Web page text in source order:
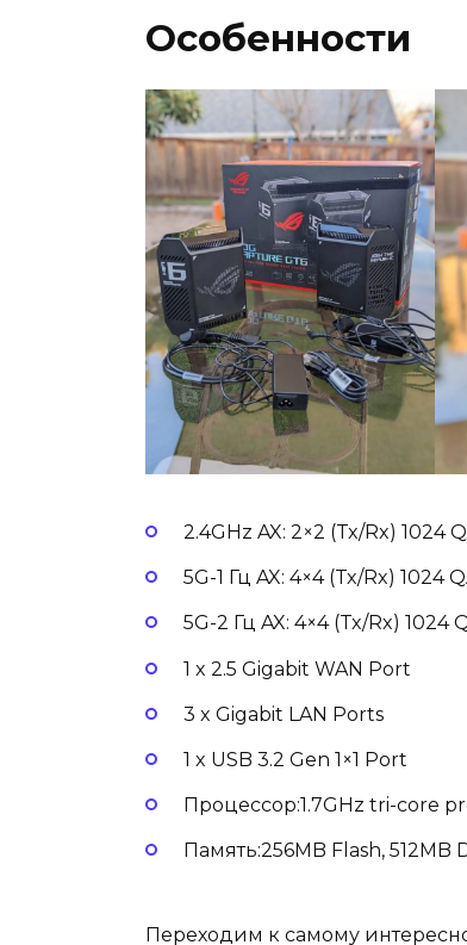
Особенности
2.4GHz AX: 2×2 (Tx/Rx) 1024
5G-1 Гц AX: 4×4 (Tx/Rx)
5G-2 Гц AX: 4×4 (Tx/Rx)
1 x 2.5 Gigabit WAN Port
3 x Gigabit LAN Ports
1 x USB 3.2 Gen 1×1 Port
Процессор:1.7GHz tri-core
Память:256MB Flash, 512MB
Переходим к самому